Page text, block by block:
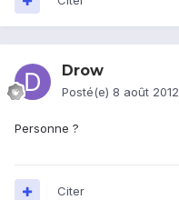
Drow
Posté(e) 8 août 2012
Personne ?
Citer